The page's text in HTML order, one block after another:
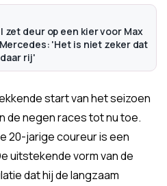
zet deur op een kier voor Max
'Het is niet zeker dat
rij'
start van het seizoen
de negen races tot nu toe.
20-jarige coureur is een
uitstekende vorm van de
dat hij de langzaam